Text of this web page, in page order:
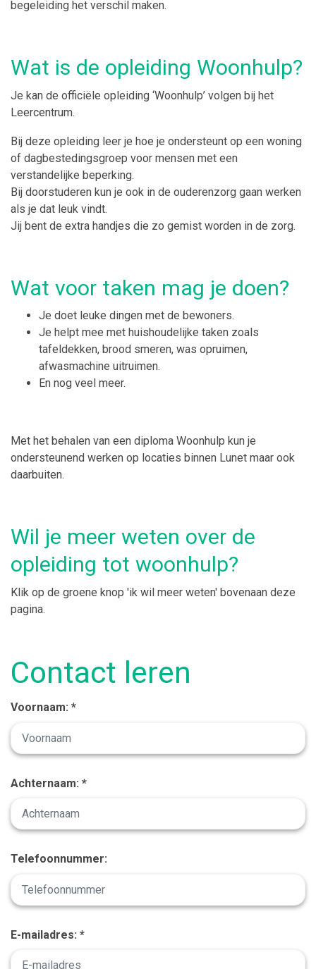
begeleiding het verschil maken.
Wat is de opleiding Woonhulp?
Je kan de officiële opleiding ‘Woonhulp’ volgen bij het
Leercentrum.
Bij deze opleiding leer je hoe je ondersteunt op een woning
of dagbestedingsgroep voor mensen met een
verstandelijke beperking.
Bij doorstuderen kun je ook in de ouderenzorg gaan werken
als je dat leuk vindt.
Jij bent de extra handjes die zo gemist worden in de zorg.
Wat voor taken mag je doen?
Je doet leuke dingen met de bewoners.
Je helpt mee met huishoudelijke taken zoals
tafeldekken, brood smeren, was opruimen,
afwasmachine uitruimen.
En nog veel meer.
Met het behalen van een diploma Woonhulp kun je
ondersteunend werken op locaties binnen Lunet maar ook
daarbuiten.
Wil je meer weten over de
opleiding tot woonhulp?
Klik op de groene knop 'ik wil meer weten' bovenaan deze
pagina.
Contact leren
Voornaam: *
Achternaam: *
Telefoonnummer:
E-mailadres: *